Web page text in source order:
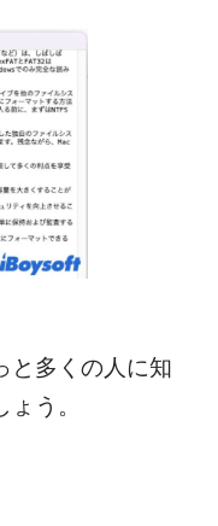
と多くの人に知
う。